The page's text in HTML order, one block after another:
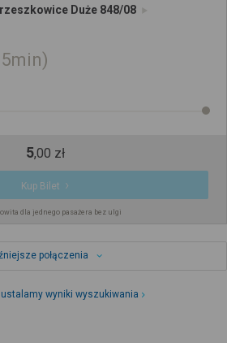
Duże 848/08
5,00 zł
Kup Bilet
dla jednego pasażera bez ulgi
połączenia
ustalamy wyniki wyszukiwania